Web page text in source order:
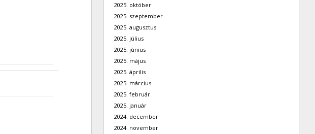
2025. október
2025. szeptember
2025. augusztus
2025. július
2025. június
2025. május
2025. április
2025. március
2025. február
2025. január
2024. december
2024. november